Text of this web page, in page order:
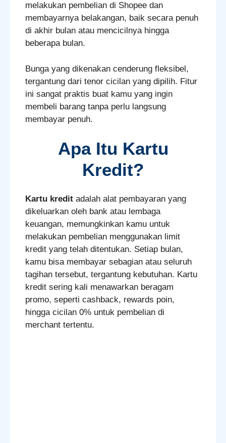
melakukan pembelian di Shopee dan
membayarnya belakangan, baik secara penuh
di akhir bulan atau mencicilnya hingga
beberapa bulan.
Bunga yang dikenakan cenderung fleksibel,
tergantung dari tenor cicilan yang dipilih. Fitur
ini sangat praktis buat kamu yang ingin
membeli barang tanpa perlu langsung
membayar penuh.
Apa Itu Kartu
Kredit?
Kartu kredit adalah alat pembayaran yang
dikeluarkan oleh bank atau lembaga
keuangan, memungkinkan kamu untuk
melakukan pembelian menggunakan limit
kredit yang telah ditentukan. Setiap bulan,
kamu bisa membayar sebagian atau seluruh
tagihan tersebut, tergantung kebutuhan. Kartu
kredit sering kali menawarkan beragam
promo, seperti cashback, rewards poin,
hingga cicilan 0% untuk pembelian di
merchant tertentu.